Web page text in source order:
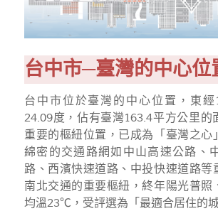
台中市─臺灣的中心位
台中市位於臺灣的中心位置，東經
24.09度，佔有臺灣163.4平方公里的
重要的樞紐位置，已成為「臺灣之心
綿密的交通路網如中山高速公路、
路、西濱快速道路、中投快速道路等
南北交通的重要樞紐，終年陽光普照
均溫23℃，受評選為「最適合居住的城